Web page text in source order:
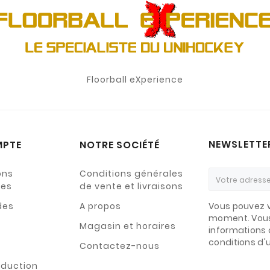
Floorball eXperience
NOTRE SOCIÉTÉ
Conditions générales
de vente et livraisons
A propos
Magasin et horaires
Contactez-nous
Vous pouvez
moment.
informations
conditions